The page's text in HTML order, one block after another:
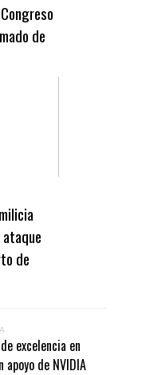
de
de
excelencia en
de NVIDIA